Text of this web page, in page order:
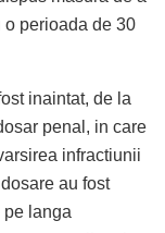
perioada de 30
inaintat, de la
penal, in care
infractiunii
au fost
pe langa